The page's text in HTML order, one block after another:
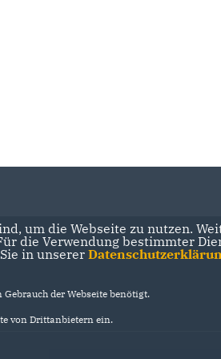
um die Webseite zu nutzen.
die Verwendung bestimmter
in unserer
der Webseite benötigt.
von Drittanbietern ein.